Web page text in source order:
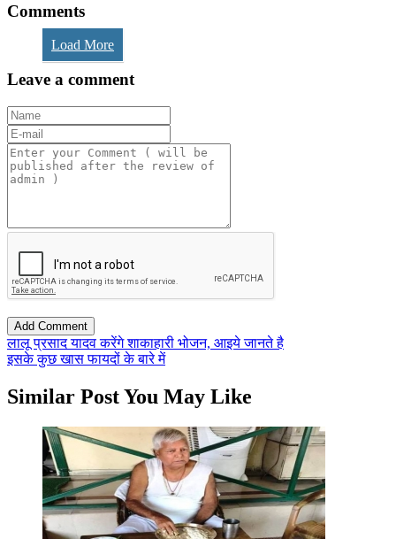
Comments
Load More
Leave a comment
लालू प्रसाद यादव करेंगे शाकाहारी भोजन, आइये जानते है
इसके कुछ खास फायदों के बारे में
Similar Post You May Like